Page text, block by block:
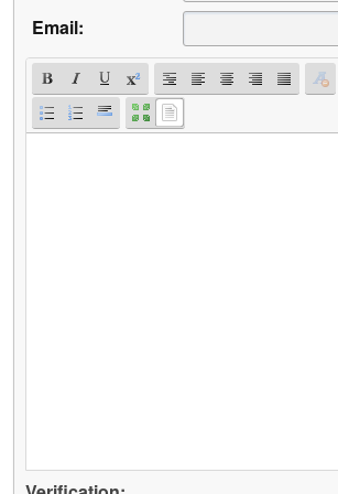
Email: